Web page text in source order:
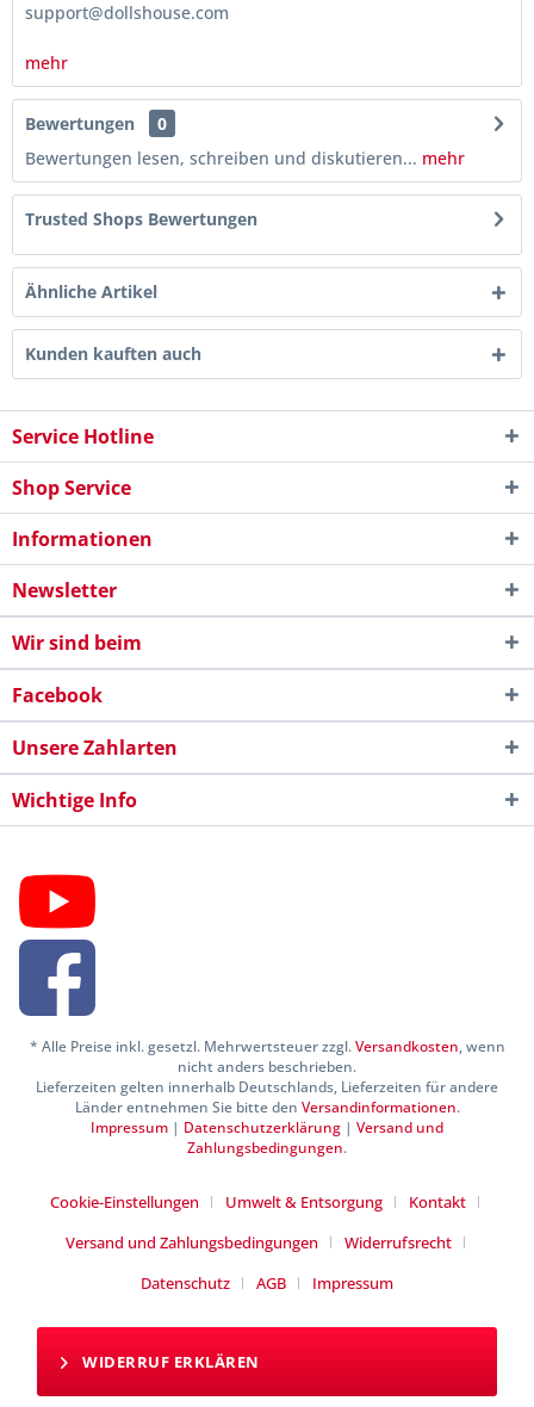
support@dollshouse.com
mehr
Bewertungen
0
Bewertungen lesen, schreiben und diskutieren... mehr
Trusted Shops Bewertungen
Ähnliche Artikel
Kunden kauften auch
Service Hotline
Shop Service
Informationen
Newsletter
Wir sind beim
Facebook
Unsere Zahlarten
Wichtige Info
* Alle Preise inkl. gesetzl. Mehrwertsteuer zzgl.Versandkosten, wenn
nicht anders beschrieben.
Lieferzeiten gelten innerhalb Deutschlands, Lieferzeiten für andere
Länder entnehmen Sie bitte den Versandinformationen.
Impressum | Datenschutzerklärung | Versand und
Zahlungsbedingungen.
Cookie-Einstellungen Umwelt & Entsorgung
Kontakt
Versand und Zahlungsbedingungen
Widerrufsrecht
Datenschutz
AGB Impressum
WIDERRUF ERKLÄREN